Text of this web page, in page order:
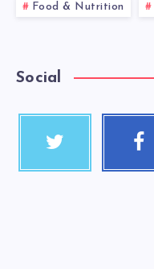
Food & Nutrition
Social